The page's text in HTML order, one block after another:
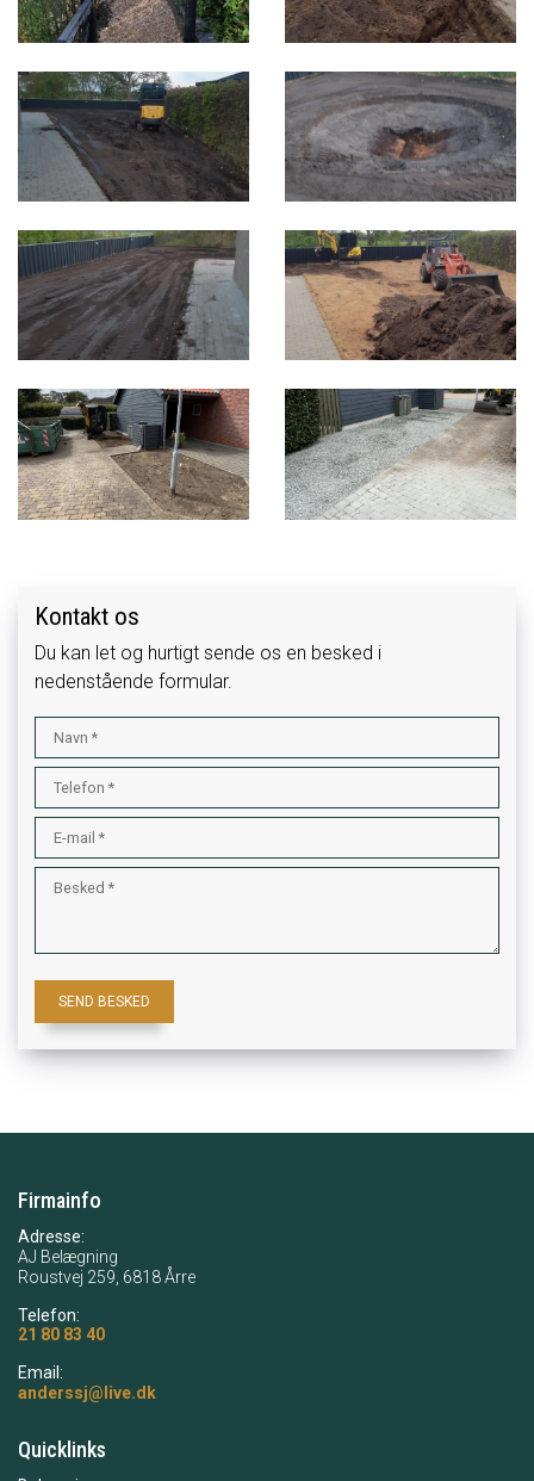
Kontakt os
Du kan let og hurtigt sende os en besked i
nedenstående formular.
Firmainfo
Adresse:
AJ Belægning
Roustvej 259, 6818 Årre
Telefon:
21 80 83 40
Email:
anderssj@live.dk
Quicklinks